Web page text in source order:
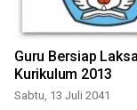
Guru Bersiap Laksanakan
Kurikulum 2013
Sabtu, 13 Juli 2041